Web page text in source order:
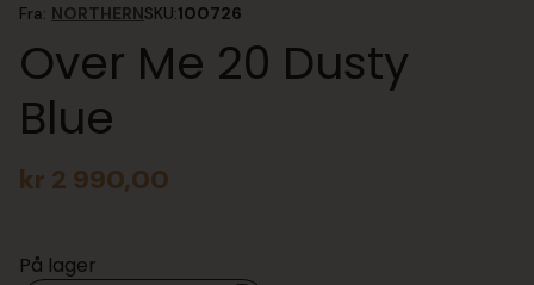
Fra: NORTHERNSKU:100726
Over Me 20 Dusty
Blue
kr 2 990,00
På lager